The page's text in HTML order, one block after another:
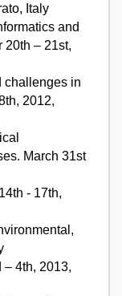
Italy
and
20th – 21st,
challenges in
2012,
March 31st
- 17th,
– 4th, 2013,